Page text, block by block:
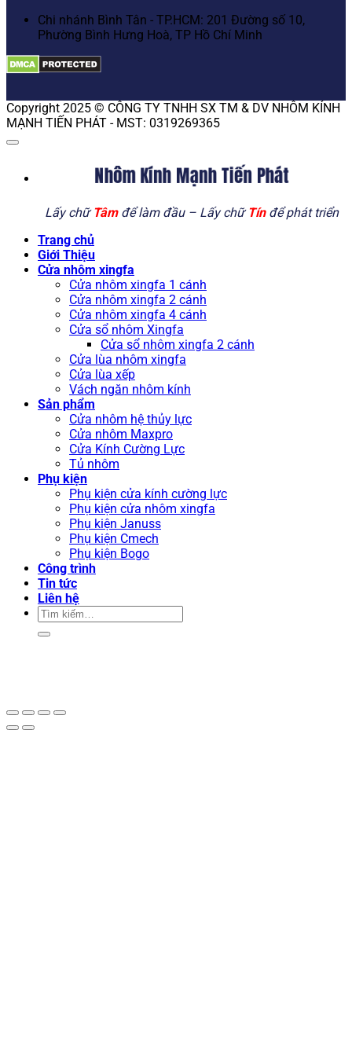
Chi nhánh Bình Tân - TP.HCM: 201 Đường số 10,
Phường Bình Hưng Hoà, TP Hồ Chí Minh
Copyright 2025 © CÔNG TY TNHH SX TM & DV NHÔM KÍNH
MẠNH TIẾN PHÁT - MST: 0319269365
Nhôm Kính Mạnh Tiến Phát
Lấy chữTâmđể làm đầu – Lấy chữTínđể phát triển
Trang chủ
Giới Thiệu
Cửa nhôm xingfa
Cửa nhôm xingfa 1 cánh
Cửa nhôm xingfa 2 cánh
Cửa nhôm xingfa 4 cánh
Cửa sổ nhôm Xingfa
Cửa sổ nhôm xingfa 2 cánh
Cửa lùa nhôm xingfa
Cửa lùa xếp
Vách ngăn nhôm kính
Sản phẩm
Cửa nhôm hệ thủy lực
Cửa nhôm Maxpro
Cửa Kính Cường Lực
Tủ nhôm
Phụ kiện
Phụ kiện cửa kính cường lực
Phụ kiện cửa nhôm xingfa
Phụ kiện Januss
Phụ kiện Cmech
Phụ kiện Bogo
Công trình
Tin tức
Liên hệ
Tìm